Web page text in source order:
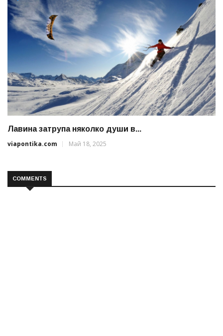
Лавина затрупа няколко души в...
viapontika.com
Май 18, 2025
COMMENTS